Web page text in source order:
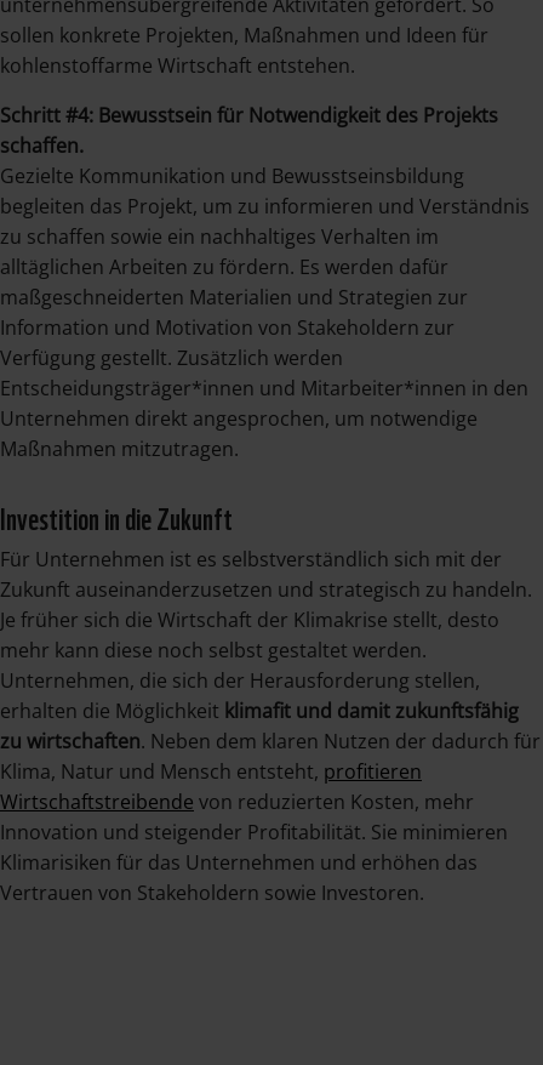
sollen konkrete Projekten, Maßnahmen und Ideen für
kohlenstoffarme Wirtschaft entstehen.
Schritt #4: Bewusstsein für Notwendigkeit des Projekts
schaffen.
Gezielte Kommunikation und Bewusstseinsbildung
begleiten das Projekt, um zu informieren und Verständnis
zu schaffen sowie ein nachhaltiges Verhalten im
alltäglichen Arbeiten zu fördern. Es werden dafür
maßgeschneiderten Materialien und Strategien zur
Information und Motivation von Stakeholdern zur
Verfügung gestellt. Zusätzlich werden
Entscheidungsträger*innen und Mitarbeiter*innen in den
Unternehmen direkt angesprochen, um notwendige
Maßnahmen mitzutragen.
Investition in die Zukunft
Für Unternehmen ist es selbstverständlich sich mit der
Zukunft auseinanderzusetzen und strategisch zu handeln.
Je früher sich die Wirtschaft der Klimakrise stellt, desto
mehr kann diese noch selbst gestaltet werden.
Unternehmen, die sich der Herausforderung stellen,
erhalten die Möglichkeit klimafit und damit zukunftsfähig
zu wirtschaften. Neben dem klaren Nutzen der dadurch für
Klima, Natur und Mensch entsteht, profitieren
Wirtschaftstreibende von reduzierten Kosten, mehr
Innovation und steigender Profitabilität. Sie minimieren
Klimarisiken für das Unternehmen und erhöhen das
Vertrauen von Stakeholdern sowie Investoren.